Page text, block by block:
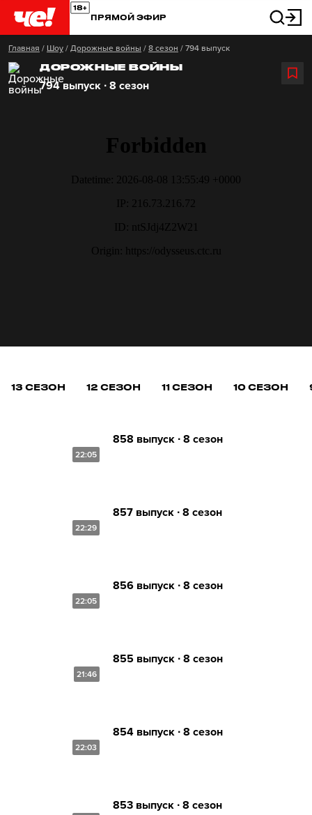
ПРЯМОЙ ЭФИР
Главная / Шоу / Дорожные войны / 8 сезон / 794 выпуск
ДОРОЖНЫЕ ВОЙНЫ
794 выпуск ∙ 8 сезон
13 СЕЗОН 12 СЕЗОН 11 СЕЗОН 10 СЕЗОН
22:05
858 выпуск ∙ 8 сезон
22:29
857 выпуск ∙ 8 сезон
22:05
856 выпуск ∙ 8 сезон
21:46
855 выпуск ∙ 8 сезон
22:03
854 выпуск ∙ 8 сезон
853 выпуск ∙ 8 сезон